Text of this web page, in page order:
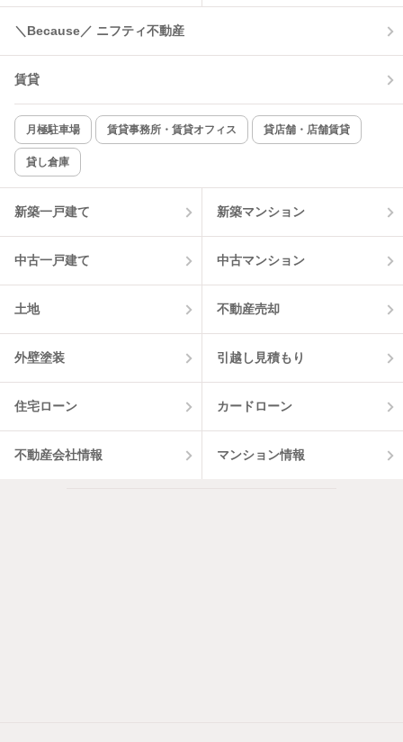
コンロ2口以上
新着のみ インターネット無料
該当件数:
物件一覧に反映
＼Because／ ニフティ不動産
賃貸
月極駐車場 賃貸事務所・賃貸オフィス 貸店舗・店舗賃貸
貸し倉庫
新築一戸建て 新築マンション
中古一戸建て 中古マンション
土地 不動産売却
外壁塗装 引越し見積もり
住宅ローン カードローン
不動産会社情報 マンション情報